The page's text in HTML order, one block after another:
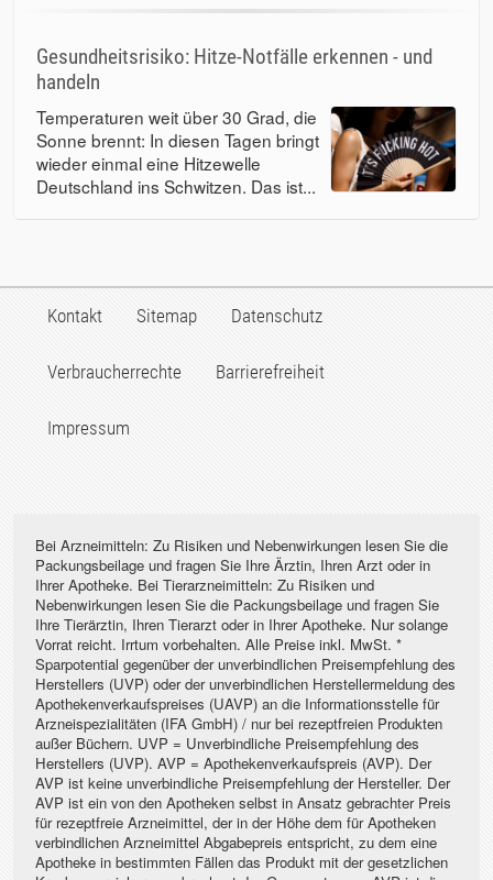
Gesundheitsrisiko: Hitze-Notfälle erkennen - und
handeln
Temperaturen weit über 30 Grad, die
Sonne brennt: In diesen Tagen bringt
wieder einmal eine Hitzewelle
Deutschland ins Schwitzen. Das ist...
Kontakt Sitemap Datenschutz
Verbraucherrechte Barrierefreiheit
Impressum
Bei Arzneimitteln: Zu Risiken und Nebenwirkungen lesen Sie die
Packungsbeilage und fragen Sie Ihre Ärztin, Ihren Arzt oder in
Ihrer Apotheke. Bei Tierarzneimitteln: Zu Risiken und
Nebenwirkungen lesen Sie die Packungsbeilage und fragen Sie
Ihre Tierärztin, Ihren Tierarzt oder in Ihrer Apotheke. Nur solange
Vorrat reicht. Irrtum vorbehalten. Alle Preise inkl. MwSt. *
Sparpotential gegenüber der unverbindlichen Preisempfehlung des
Herstellers (UVP) oder der unverbindlichen Herstellermeldung des
Apothekenverkaufspreises (UAVP) an die Informationsstelle für
Arzneispezialitäten (IFA GmbH) / nur bei rezeptfreien Produkten
außer Büchern. UVP = Unverbindliche Preisempfehlung des
Herstellers (UVP). AVP = Apothekenverkaufspreis (AVP). Der
AVP ist keine unverbindliche Preisempfehlung der Hersteller. Der
AVP ist ein von den Apotheken selbst in Ansatz gebrachter Preis
für rezeptfreie Arzneimittel, der in der Höhe dem für Apotheken
verbindlichen Arzneimittel Abgabepreis entspricht, zu dem eine
Apotheke in bestimmten Fällen das Produkt mit der gesetzlichen